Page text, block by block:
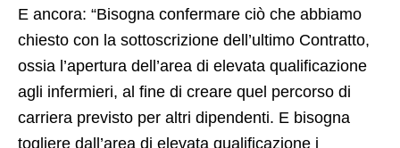
E ancora: “Bisogna confermare ciò che abbiamo
chiesto con la sottoscrizione dell’ultimo Contratto,
ossia l’apertura dell’area di elevata qualificazione
agli infermieri, al fine di creare quel percorso di
carriera previsto per altri dipendenti. E bisogna
togliere dall’area di elevata qualificazione i